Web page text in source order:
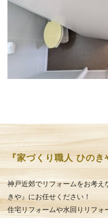
『家づくり職人 ひのき
神戸近郊でリフォームをお考え
きや』にお任せください！
住宅リフォームや水回りリフォ